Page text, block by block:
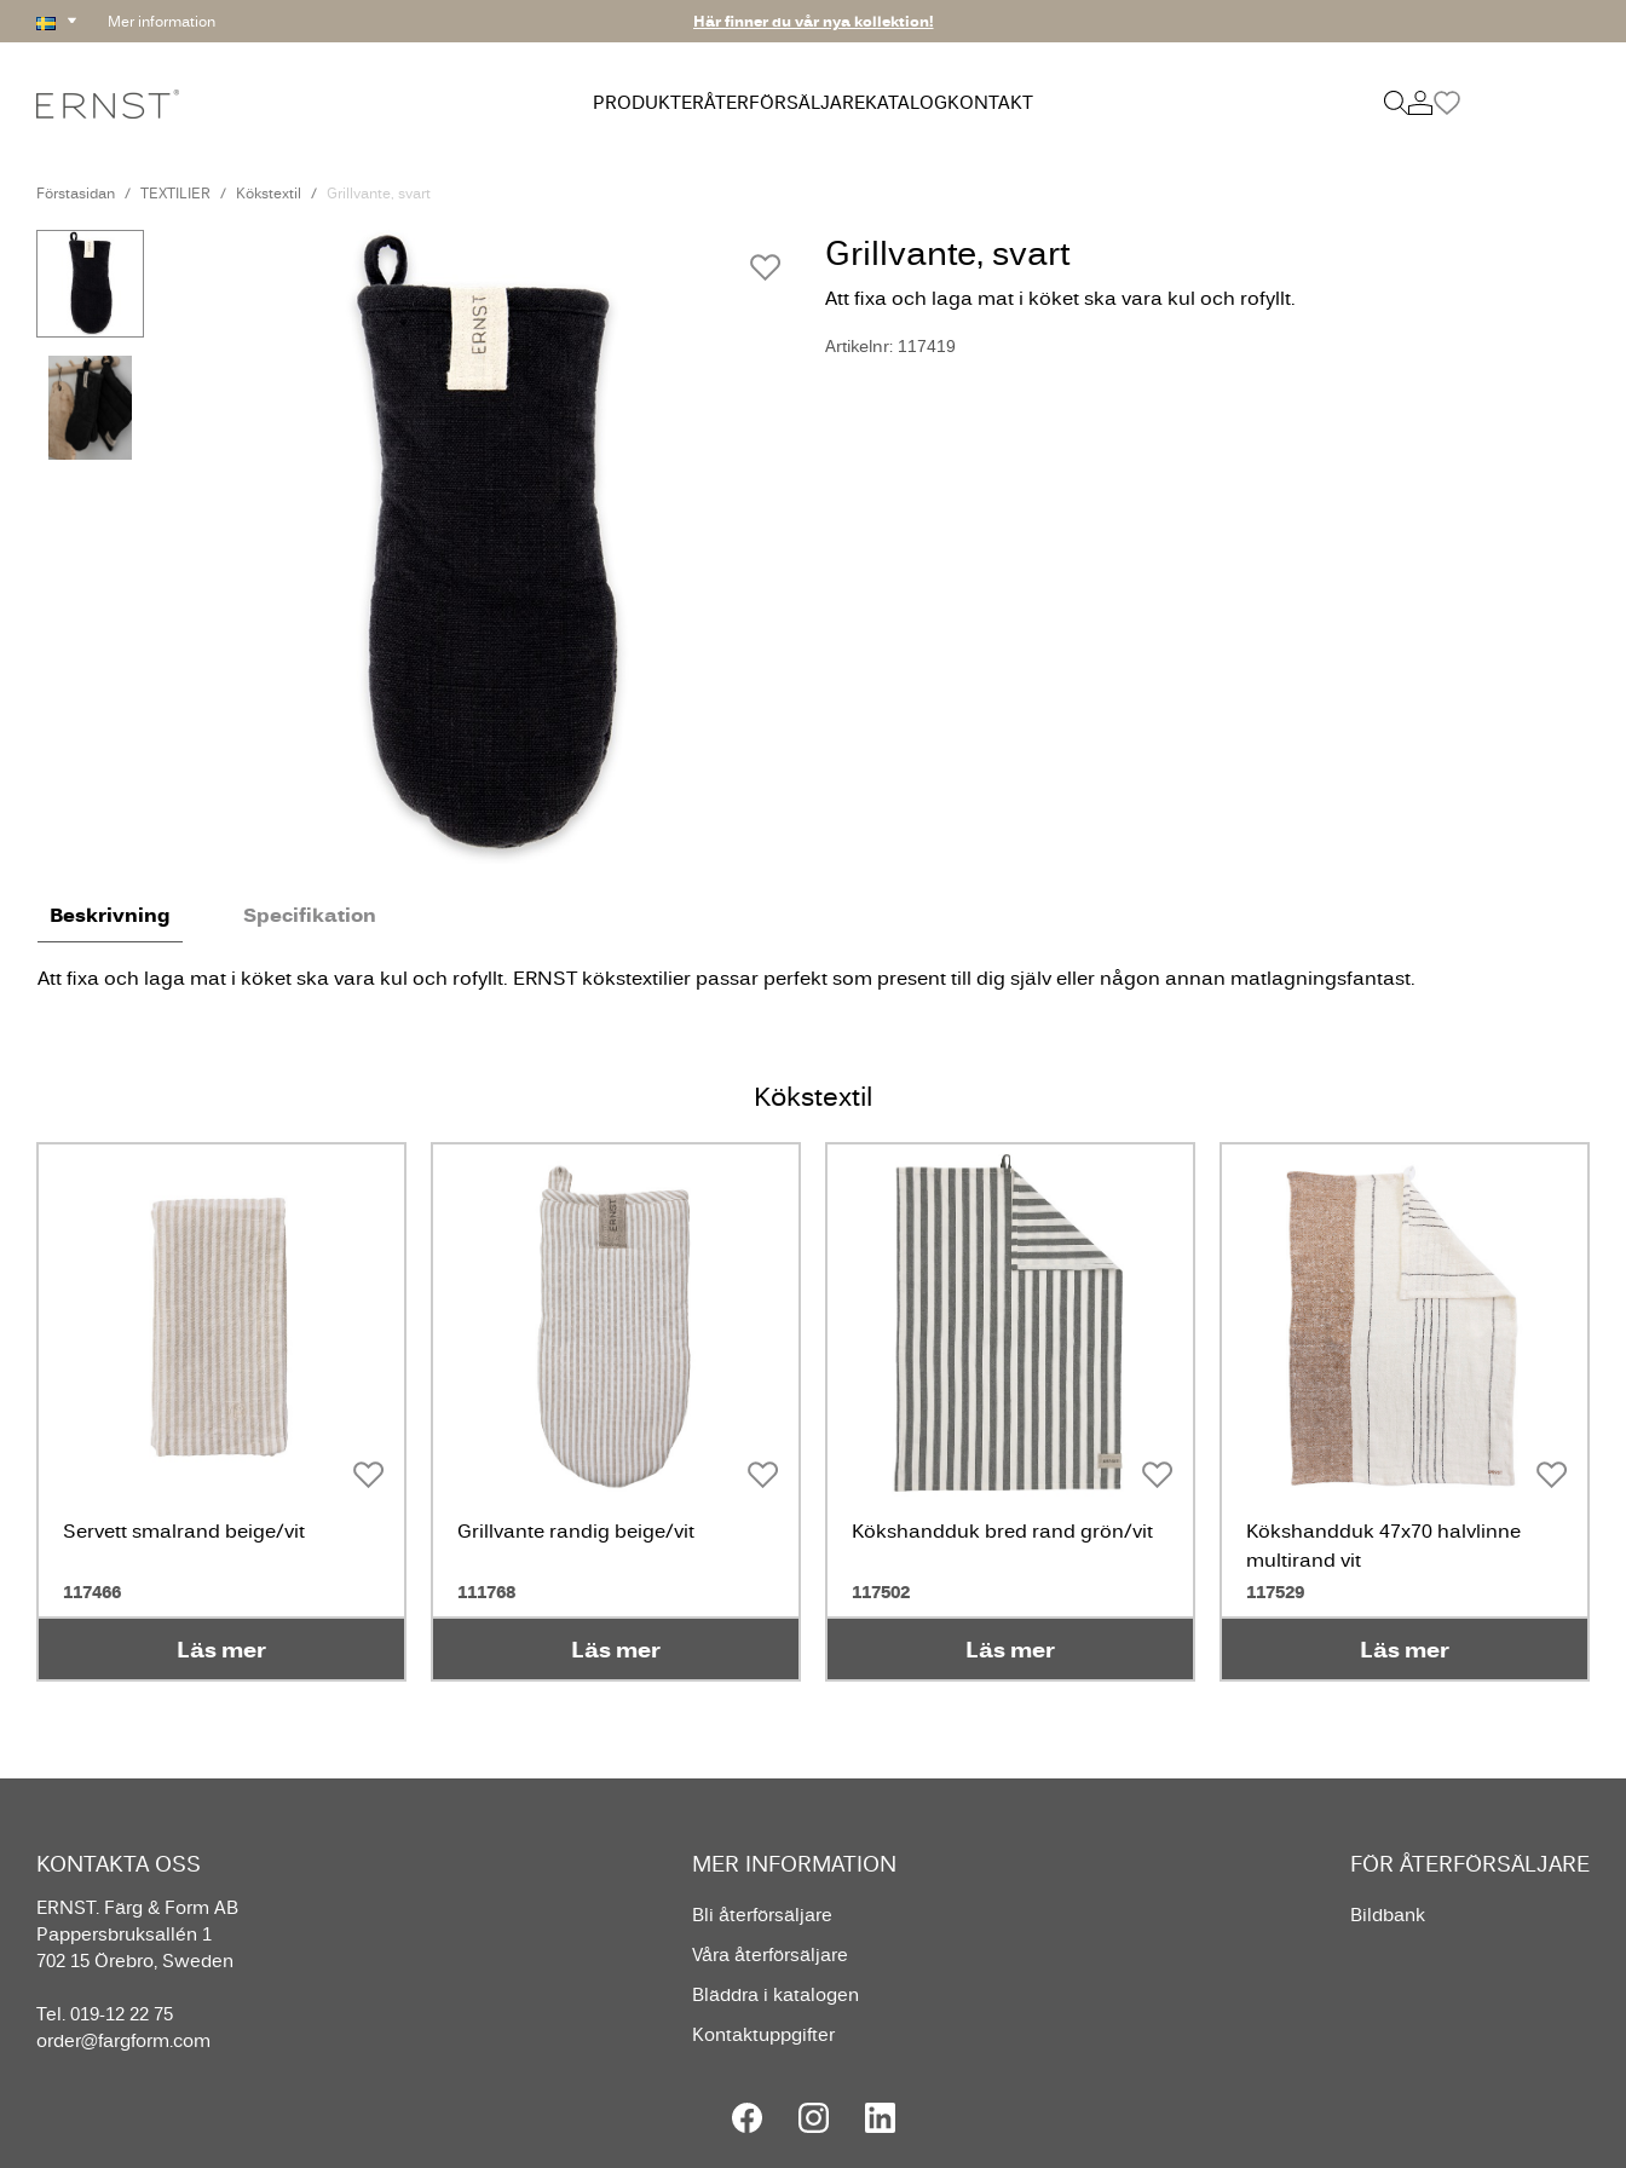
Mer information Här finner du vår nya kollektion!
PRODUKTERÅTERFÖRSÄLJAREKATALOGKONTAKT
Förstasidan TEXTILIER Kökstextil Grillvante, svart
Grillvante, svart
Att fixa och laga mat i köket ska vara kul och rofyllt.
Artikelnr: 117419
Beskrivning Specifikation
Att fixa och laga mat i köket ska vara kul och rofyllt. ERNST kökstextilier passar perfekt som present till dig själv eller någon annan matlagningsfantast.
Kökstextil
Servett smalrand beige/vit
117466
Läs mer
Grillvante randig beige/vit
111768
Läs mer
Kökshandduk bred rand grön/vit
117502
Läs mer
Kökshandduk 47x70 halvlinne
multirand vit
117529
Läs mer
KONTAKTA OSS
ERNST. Färg & Form AB
Pappersbruksallén 1
702 15 Örebro, Sweden
Tel. 019-12 22 75
order@fargform.com
MER INFORMATION
Bli återförsäljare
Våra återförsäljare
Bläddra i katalogen
Kontaktuppgifter
FÖR ÅTERFÖRSÄLJARE
Bildbank